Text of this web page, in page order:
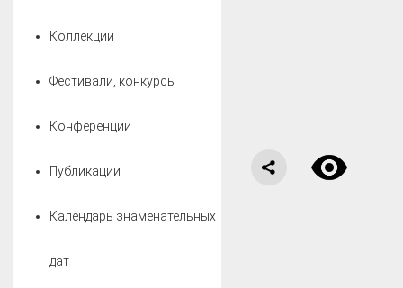
Коллекции
Фестивали, конкурсы
Конференции
Публикации
Календарь знаменательных
дат